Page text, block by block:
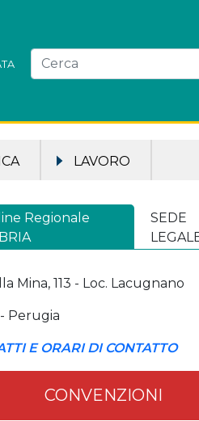
LAVORO
Regionale
SEDE
Mina, 113 - Loc. Lacugnano
Perugia
E ORARI DI CONTATTO
CONVENZIONI